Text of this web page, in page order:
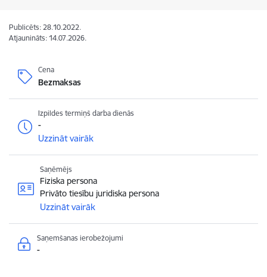
Publicēts: 28.10.2022.
Atjaunināts: 14.07.2026.
Cena
Bezmaksas
Izpildes termiņš darba dienās
-
Uzzināt vairāk
Saņēmējs
Fiziska persona
Privāto tiesību juridiska persona
Uzzināt vairāk
Saņemšanas ierobežojumi
-